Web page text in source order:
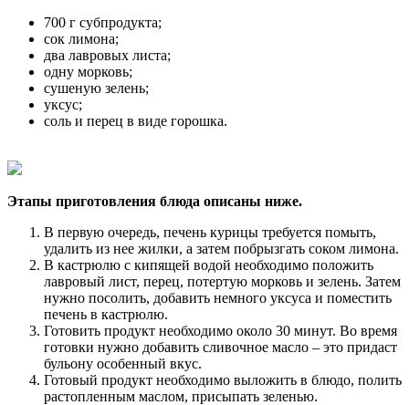
700 г субпродукта;
сок лимона;
два лавровых листа;
одну морковь;
сушеную зелень;
уксус;
соль и перец в виде горошка.
Этапы приготовления блюда описаны ниже.
В первую очередь, печень курицы требуется помыть,
удалить из нее жилки, а затем побрызгать соком лимона.
В кастрюлю с кипящей водой необходимо положить
лавровый лист, перец, потертую морковь и зелень. Затем
нужно посолить, добавить немного уксуса и поместить
печень в кастрюлю.
Готовить продукт необходимо около 30 минут. Во время
готовки нужно добавить сливочное масло – это придаст
бульону особенный вкус.
Готовый продукт необходимо выложить в блюдо, полить
растопленным маслом, присыпать зеленью.